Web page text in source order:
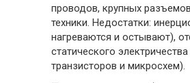
проводов, крупных
техники. Недостатки:
нагреваются и остывают),
статического
транзисторов и микросхем).